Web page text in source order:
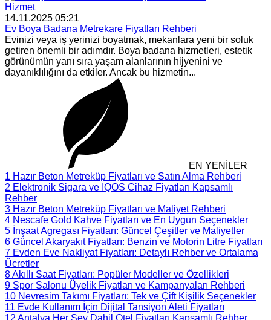
Hizmet
14.11.2025 05:21
Ev Boya Badana Metrekare Fiyatları Rehberi
Evinizi veya iş yerinizi boyatmak, mekanlara yeni bir soluk
getiren önemli bir adımdır. Boya badana hizmetleri, estetik
görünümün yanı sıra yaşam alanlarının hijyenini ve
dayanıklılığını da etkiler. Ancak bu hizmetin...
EN YENİLER
1 Hazır Beton Metreküp Fiyatları ve Satın Alma Rehberi
2 Elektronik Sigara ve IQOS Cihaz Fiyatları Kapsamlı
Rehber
3 Hazır Beton Metreküp Fiyatları ve Maliyet Rehberi
4 Nescafe Gold Kahve Fiyatları ve En Uygun Seçenekler
5 İnşaat Agregası Fiyatları: Güncel Çeşitler ve Maliyetler
6 Güncel Akaryakıt Fiyatları: Benzin ve Motorin Litre Fiyatları
7 Evden Eve Nakliyat Fiyatları: Detaylı Rehber ve Ortalama
Ücretler
8Akıllı Saat Fiyatları: Popüler Modeller ve Özellikleri
9 Spor Salonu Üyelik Fiyatları ve Kampanyaları Rehberi
10 Nevresim Takımı Fiyatları: Tek ve Çift Kişilik Seçenekler
11 Evde Kullanım İçin Dijital Tansiyon Aleti Fiyatları
12 Antalya Her Şey Dahil Otel Fiyatları Kapsamlı Rehber